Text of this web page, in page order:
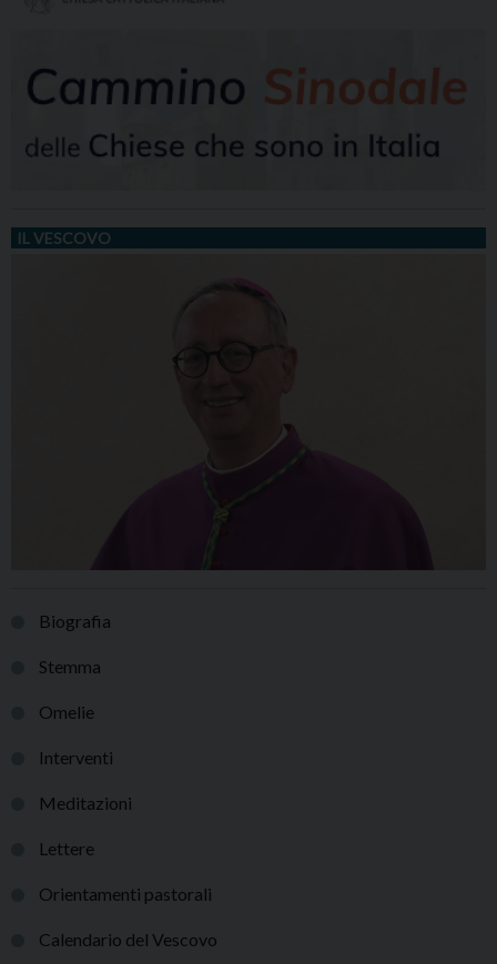
IL VESCOVO
Biografia
Stemma
Omelie
Interventi
Meditazioni
Lettere
Orientamenti pastorali
Calendario del Vescovo